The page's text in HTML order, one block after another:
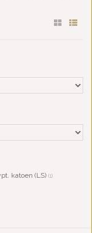
katoen (LS) (1)